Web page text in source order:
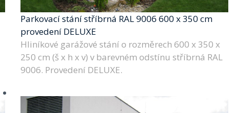
Parkovací stání stříbrná RAL 9006 600 x 350 cm
provedení DELUXE
Hliníkové garážové stání o rozměrech 600 x 350 x
250 cm (š x h x v) v barevném odstínu stříbrná RAL
9006. Provedení DELUXE.